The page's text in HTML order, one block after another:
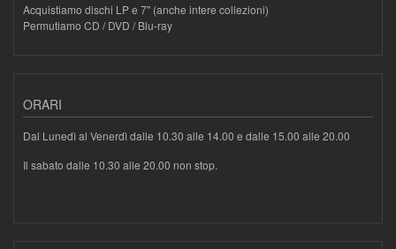
Acquistiamo dischi LP e 7" (anche intere collezioni)
Permutiamo CD / DVD / Blu-ray
ORARI
Dal Lunedì al Venerdì dalle 10.30 alle 14.00 e dalle 15.00 alle 20.00
Il sabato dalle 10.30 alle 20.00 non stop.